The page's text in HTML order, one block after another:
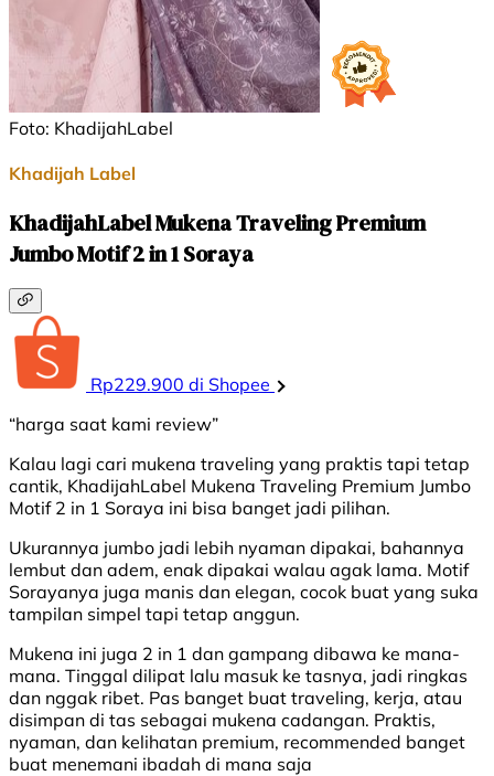
Foto: KhadijahLabel
Khadijah Label
KhadijahLabel Mukena Traveling Premium
Jumbo Motif 2 in 1 Soraya
Rp229.900 di Shopee
“harga saat kami review”
Kalau lagi cari mukena traveling yang praktis tapi tetap
cantik, KhadijahLabel Mukena Traveling Premium Jumbo
Motif 2 in 1 Soraya ini bisa banget jadi pilihan.
Ukurannya jumbo jadi lebih nyaman dipakai, bahannya
lembut dan adem, enak dipakai walau agak lama. Motif
Sorayanya juga manis dan elegan, cocok buat yang suka
tampilan simpel tapi tetap anggun.
Mukena ini juga 2 in 1 dan gampang dibawa ke mana-
mana. Tinggal dilipat lalu masuk ke tasnya, jadi ringkas
dan nggak ribet. Pas banget buat traveling, kerja, atau
disimpan di tas sebagai mukena cadangan. Praktis,
nyaman, dan kelihatan premium, recommended banget
buat menemani ibadah di mana saja